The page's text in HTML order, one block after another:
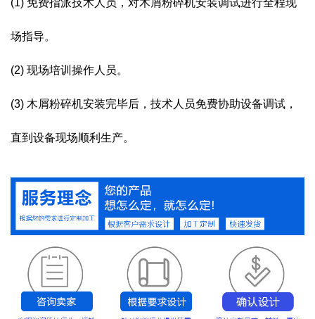
场指导。
(2) 现场培训操作人员。
(3) 木屑粉碎机安装完毕后，技术人员免费协助设备调试，
直到设备现场顺利生产。